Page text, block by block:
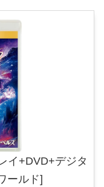
イ+DVD+デジタ
ールド]